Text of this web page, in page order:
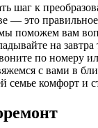
шаг к
— это
поможем вам
на
по номеру
с вами в
семье комфорт и